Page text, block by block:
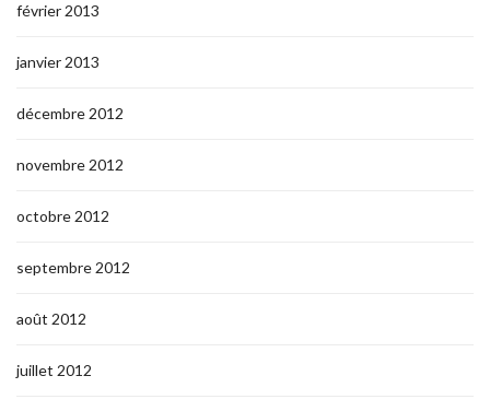
février 2013
janvier 2013
décembre 2012
novembre 2012
octobre 2012
septembre 2012
août 2012
juillet 2012